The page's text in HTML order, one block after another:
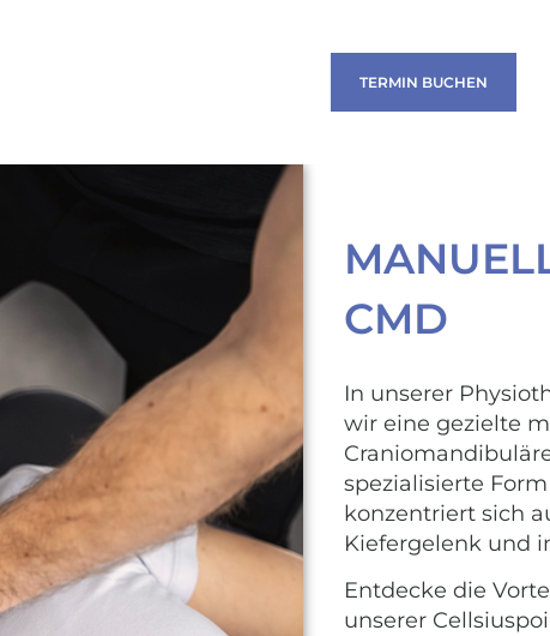
TERMIN BUCHEN
CMD
In unserer
wir eine gezielte
spezialisierte
konzentriert sich
Kiefergelenk und
Entdecke die
unserer